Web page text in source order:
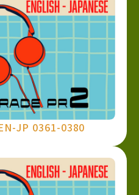
JP 0361-0380